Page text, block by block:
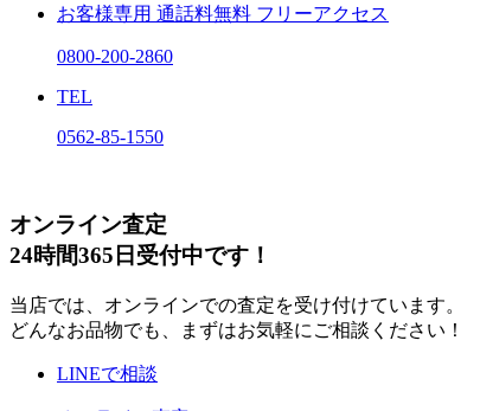
お客様専用 通話料無料 フリーアクセス
0800-200-2860
TEL
0562-85-1550
オンライン査定
24時間365日受付中です！
当店では、オンラインでの査定を受け付けています。
どんなお品物でも、まずはお気軽にご相談ください！
LINEで相談